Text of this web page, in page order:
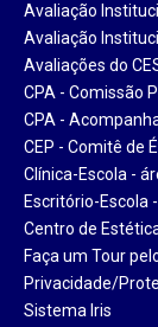
Avaliação
Avaliação
Avaliações do
CPA - Comissão
CPA -
CEP - Comitê de
Clínica-Escola -
Escritório-Escola
Centro de
Faça um Tour
Privacidade/
Sistema Iris